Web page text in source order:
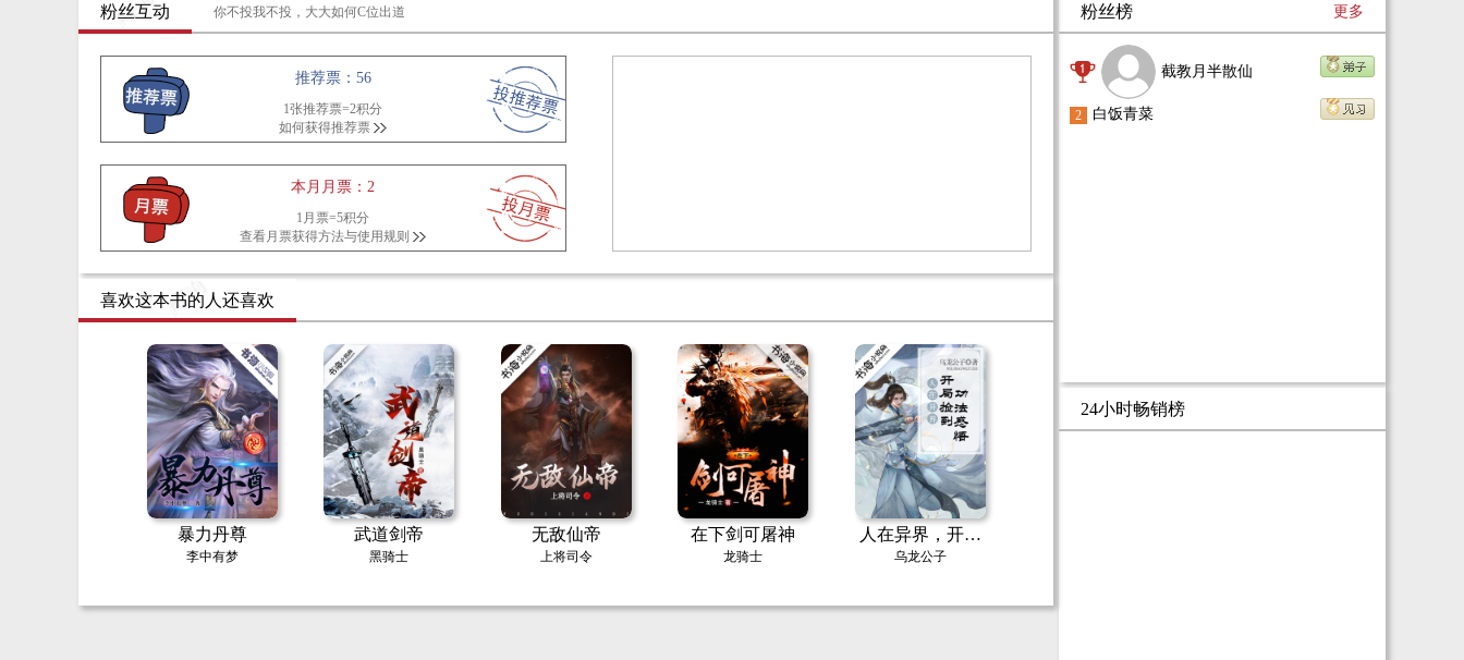
粉丝互动 你不投我不投，大大如何C位出道
推荐票：56
1张推荐票=2积分
如何获得推荐票
本月月票：2
1月票=5积分
查看月票获得方法与使用规则
喜欢这本书的人还喜欢
暴力丹尊
李中有梦
武道剑帝
黑骑士
无敌仙帝
上将司令
在下剑可屠神
龙骑士
人在异界，开局
捡到功法感悟
乌龙公子
粉丝榜 更多
截教月半散仙
2 白饭青菜
24小时畅销榜